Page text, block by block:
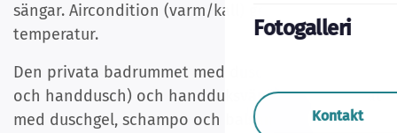
Fotogalleri
Kontakt
sängar. Aircondition (varm/kall) ger en behaglig
temperatur.
Den privata badrummet med dusch (regndusch
och handdusch) och handduksvärmare är utrustat
med duschgel, schampo och balsam, samt en